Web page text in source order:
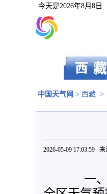
今天是2026年8月8日
中国天气网 > 西藏 >
2026-05-09 17:03:59 来
一、